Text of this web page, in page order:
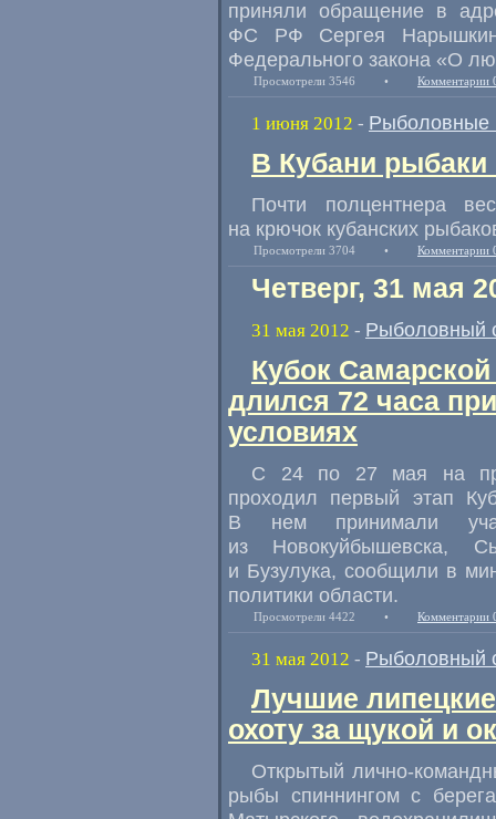
приняли обращение в
ФС РФ Сергея
Федерального закона «О
Просмотрели 3546 • Комментарии
1 июня 2012 - Рыболовные
В Кубани рыбаки
Почти полцентнера
на крючок кубанских
Просмотрели 3704 • Комментарии
Четверг, 31 мая
31 мая 2012 - Рыболовный
Кубок
длился 72 часа
условиях
С 24 по 27 мая на
проходил первый этап
В нем принимали
из Новокуйбышевска,
и Бузулука, сообщили в
политики области.
Просмотрели 4422 • Комментарии
31 мая 2012 - Рыболовный
Лучшие
охоту за щукой и
Открытый лично-
рыбы спиннингом с